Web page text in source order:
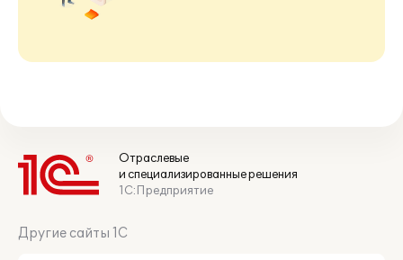
Отраслевые
и специализированные решения
1С:Предприятие
Другие сайты 1С